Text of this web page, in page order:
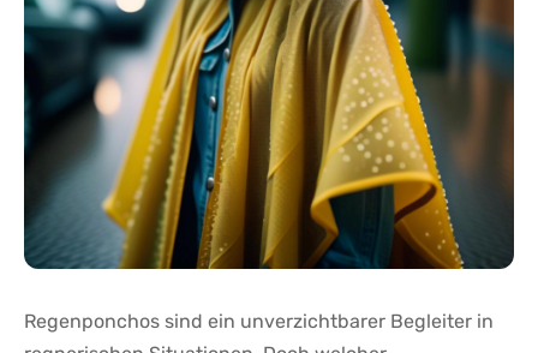
Regenponchos sind ein⁣ unverzichtbarer Begleiter in